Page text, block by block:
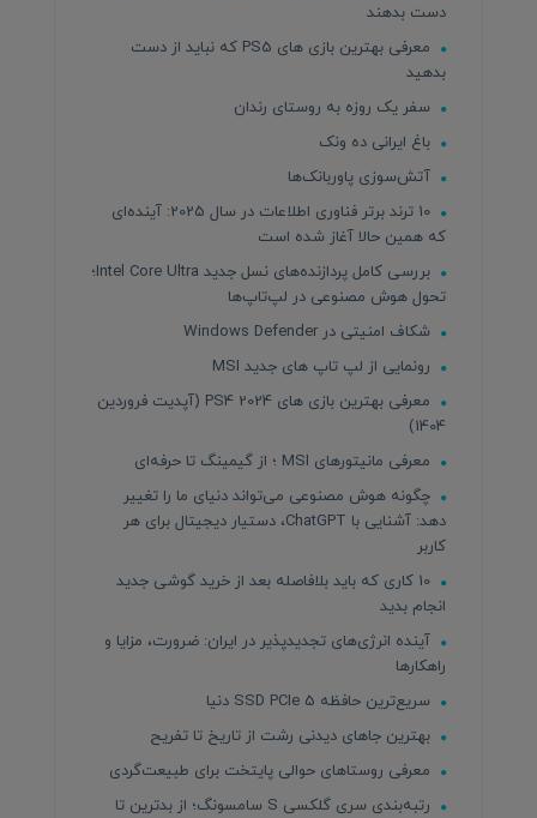
دست بدهند
معرفی بهترین بازی های PS5 که نباید از دست
بدهید
سفر یک روزه به روستای رندان
باغ ایرانی ده ونک
آتش‌سوزی پاوربانک‌ها
10 ترند برتر فناوری اطلاعات در سال 2025: آینده‌ای
که همین حالا آغاز شده است
بررسی کامل پردازنده‌های نسل جدید Intel Core Ultra؛
تحول هوش مصنوعی در لپ‌تاپ‌ها
شکاف امنیتی در Windows Defender
رونمایی از لپ تاپ های جدید MSI
معرفی بهترین بازی های PS4 2024 (آپدیت فروردین
1404)
معرفی مانیتورهای MSI ؛ از گیمینگ تا حرفه‌ای
چگونه هوش مصنوعی می‌تواند دنیای ما را تغییر
دهد: آشنایی با ChatGPT، دستیار دیجیتال برای هر
کاربر
10 کاری که باید بلافاصله بعد از خرید گوشی جدید
انجام بدید
آینده انرژی‌های تجدیدپذیر در ایران: ضرورت، مزایا و
راهکارها
سریع‌ترین حافظه SSD PCIe 5 دنیا
بهترین جاهای دیدنی رشت از تاریخ تا تفریح
معرفی روستاهای حوالی پایتخت برای طبیعت‌گردی
رتبه‌بندی سری گلکسی S سامسونگ؛ از بدترین تا